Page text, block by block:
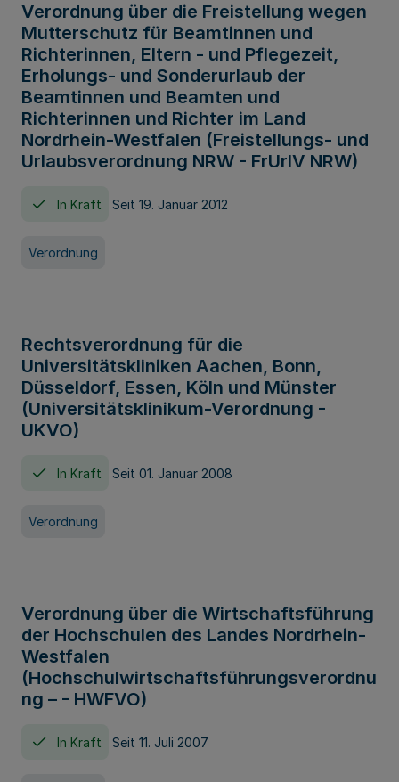
Verordnung über die Freistellung wegen
Mutterschutz für Beamtinnen und
Richterinnen, Eltern - und Pflegezeit,
Erholungs- und Sonderurlaub der
Beamtinnen und Beamten und
Richterinnen und Richter im Land
Nordrhein-Westfalen (Freistellungs- und
Urlaubsverordnung NRW - FrUrlV NRW)
In Kraft Seit 19. Januar 2012
Verordnung
Rechtsverordnung für die
Universitätskliniken Aachen, Bonn,
Düsseldorf, Essen, Köln und Münster
(Universitätsklinikum-Verordnung -
UKVO)
In Kraft Seit 01. Januar 2008
Verordnung
Verordnung über die Wirtschaftsführung
der Hochschulen des Landes Nordrhein-
Westfalen
(Hochschulwirtschaftsführungsverordnu
ng – - HWFVO)
In Kraft Seit 11. Juli 2007